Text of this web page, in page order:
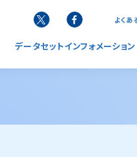
データセットインフォメーション
よくあ